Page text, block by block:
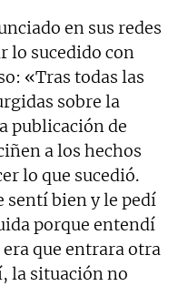
en sus redes
lo sucedido con
«Tras todas las
sobre la
publicación de
a los hechos
lo que sucedió.
sentí bien y le pedí
porque entendí
que entrara otra
la situación no